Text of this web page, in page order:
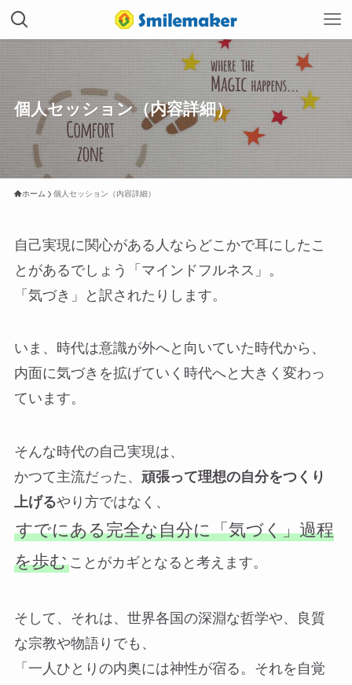
個人セッション（内容詳細）
ホーム 個人セッション（内容詳細）
自己実現に関心がある人ならどこかで耳にしたこ
とがあるでしょう「マインドフルネス」。
「気づき」と訳されたりします。
いま、時代は意識が外へと向いていた時代から、
内面に気づきを拡げていく時代へと大きく変わっ
ています。
そんな時代の自己実現は、
かつて主流だった、 頑張って理想の自分をつくり
上げるやり方ではなく、
すでにある完全な自分に「気づく」過程
を歩むことがカギとなると考えます。
そして、それは、世界各国の深淵な哲学や、良質
な宗教や物語りでも、
「一人ひとりの内奥には神性が宿る。それを自覚